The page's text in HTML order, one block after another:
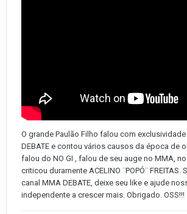
O grande Paulão Filho falou com
DEBATE e contou vários causos da época de
falou do NO GI , falou de seu auge no MMA,
criticou duramente ACELINO ¨POPÓ¨ FREITAS.
canal MMA DEBATE, deixe seu like e ajude
independente a crescer mais. Obrigado. OSS!!!